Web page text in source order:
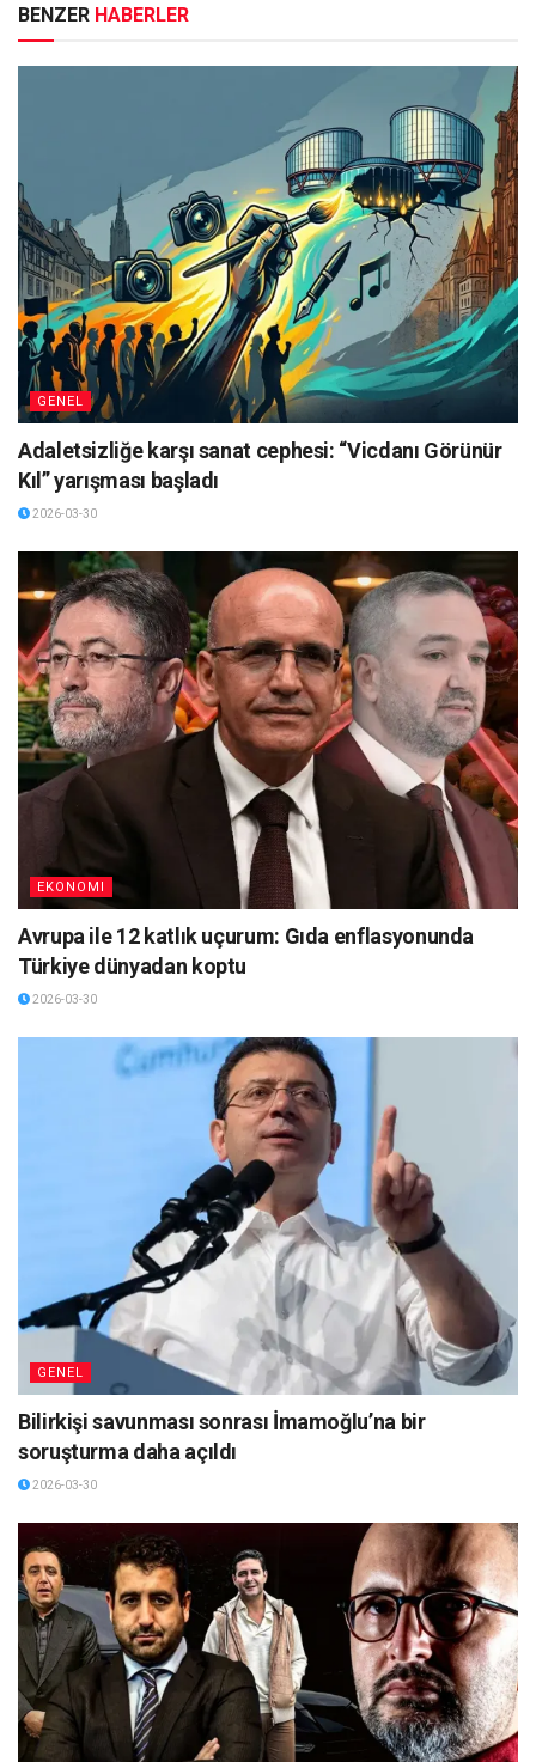
BENZER HABERLER
GENEL
Adaletsizliğe karşı sanat cephesi: “Vicdanı Görünür
Kıl” yarışması başladı
2026-03-30
EKONOMI
Avrupa ile 12 katlık uçurum: Gıda enflasyonunda
Türkiye dünyadan koptu
2026-03-30
GENEL
Bilirkişi savunması sonrası İmamoğlu’na bir
soruşturma daha açıldı
2026-03-30